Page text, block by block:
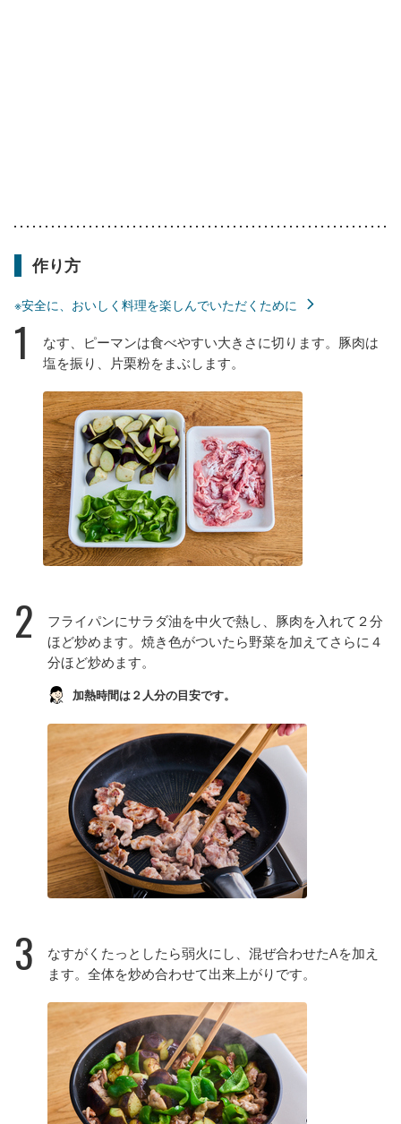
作り方
※安全に、おいしく料理を楽しんでいただくために
1
なす、ピーマンは食べやすい大きさに切ります。豚肉は
塩を振り、片栗粉をまぶします。
2
フライパンにサラダ油を中火で熱し、豚肉を入れて２分
ほど炒めます。焼き色がついたら野菜を加えてさらに４
分ほど炒めます。
加熱時間は２人分の目安です。
3
なすがくたっとしたら弱火にし、混ぜ合わせたAを加え
ます。全体を炒め合わせて出来上がりです。